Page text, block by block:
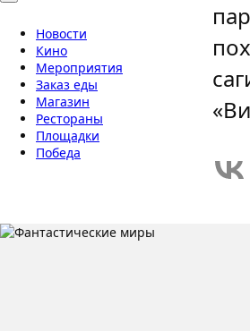
Новости
Кино
Мероприятия
Заказ еды
Магазин
Рестораны
Площадки
Победа